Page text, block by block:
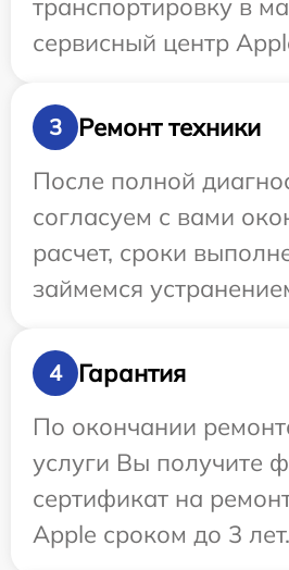
транспортировку в
сервисный центр
3
Ремонт техники
После полной
согласуем с вами
расчет, сроки
займемся
4
Гарантия
По окончании
услуги Вы получите
сертификат на
Apple сроком до 3 лет.